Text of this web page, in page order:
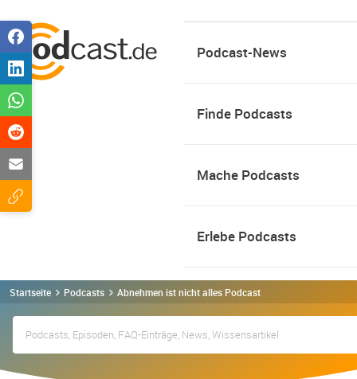
Podcast-News
Finde Podcasts
Mache Podcasts
Erlebe Podcasts
Startseite Podcasts Abnehmen ist nicht alles Podcast